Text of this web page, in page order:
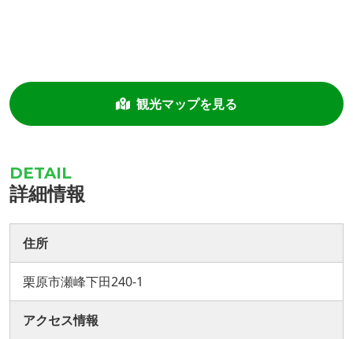
観光マップを見る
詳細情報
住所
栗原市瀬峰下田240-1
アクセス情報